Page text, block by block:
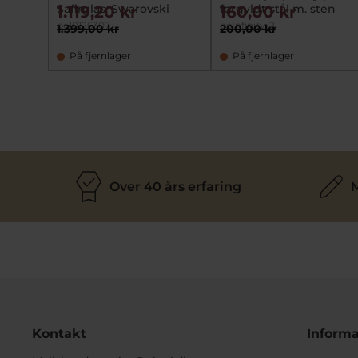
Safirglas, Swarovski
be10126307
1.399,00 kr
1.119,20 kr
På fjernlager
forgyldt stål m. sten
beInfinity-2
200,00 kr
160,00 kr
På fjernlager
Over 40 års erfaring
Kontakt